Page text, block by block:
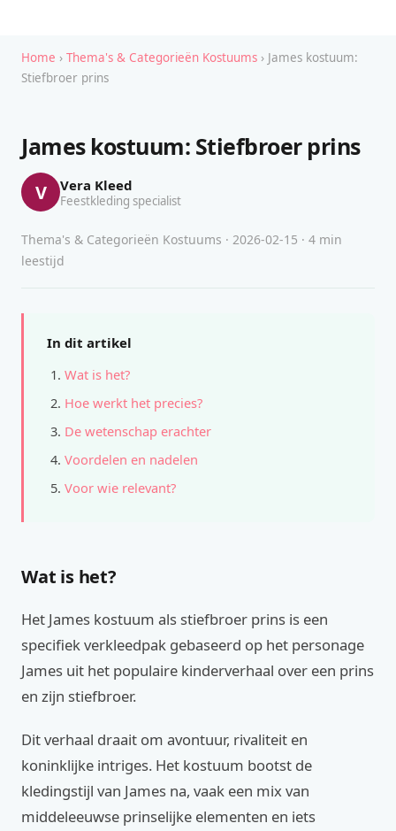
Home › Thema's & Categorieën Kostuums › James kostuum:
Stiefbroer prins
James kostuum: Stiefbroer prins
V Vera Kleed
Feestkleding specialist
Thema's & Categorieën Kostuums · 2026-02-15 · 4 min
leestijd
In dit artikel
Wat is het?
Hoe werkt het precies?
De wetenschap erachter
Voordelen en nadelen
Voor wie relevant?
Wat is het?
Het James kostuum als stiefbroer prins is een
specifiek verkleedpak gebaseerd op het personage
James uit het populaire kinderverhaal over een prins
en zijn stiefbroer.
Dit verhaal draait om avontuur, rivaliteit en
koninklijke intriges. Het kostuum bootst de
kledingstijl van James na, vaak een mix van
middeleeuwse prinselijke elementen en iets